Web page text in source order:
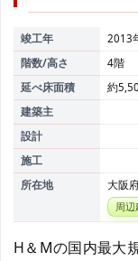
竣工年
2013
階数/高さ
4階
延べ床面積
約
建築主
設計
施工
所在地
大阪
周辺
H＆Mの国内最大